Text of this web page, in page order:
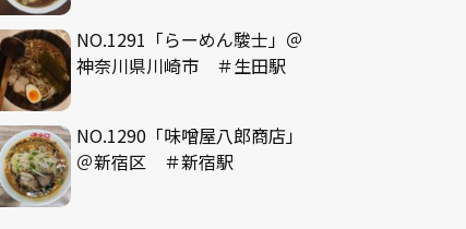
NO.1291「らーめん駿士」＠
神奈川県川崎市 ＃生田駅
NO.1290「味噌屋八郎商店」
＠新宿区 ＃新宿駅